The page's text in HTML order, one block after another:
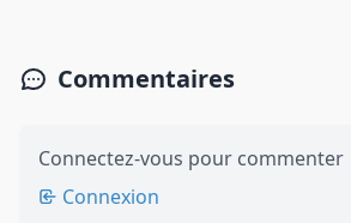
Commentaires
Connectez-vous pour commenter
Connexion